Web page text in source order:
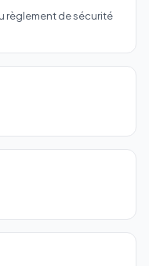
règlement de sécurité